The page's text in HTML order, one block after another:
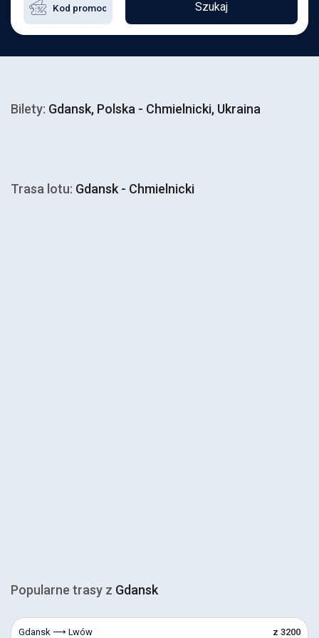
Szukaj
Bilety: Gdansk, Polska - Chmielnicki, Ukraina
Trasa lotu: Gdansk - Chmielnicki
Popularne trasy z Gdansk
Gdansk ⟶ Lwów z 3200